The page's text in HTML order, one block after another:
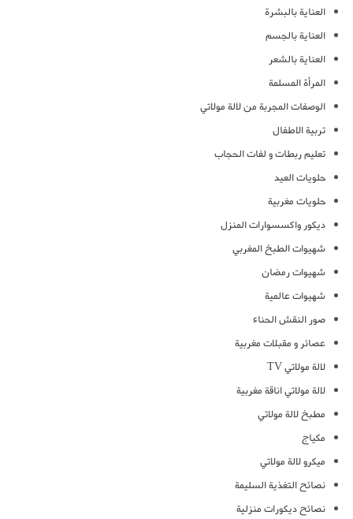
العناية بالبشرة
العناية بالجسم
العناية بالشعر
المرأة المسلمة
الوصفات المجربة من لالة مولاتي
تربية الاطفال
تعليم ربطات و لفات الحجاب
حلويات العيد
حلويات مغربية
ديكور واكسسوارات المنزل
شهيوات الطبخ المغربي
شهيوات رمضان
شهيوات عالمية
صور النقش الحناء
عصائر و مقبلات مغربية
لالة مولاتي TV
لالة مولاتي اناقة مغربية
مطبخ لالة مولاتي
مكياج
ميكرو لالة مولاتي
نصائح التغذية السليمة
نصائح ديكورات منزلية